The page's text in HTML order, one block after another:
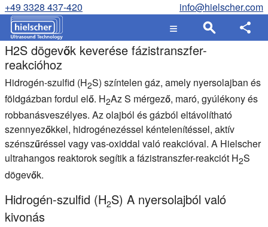
+49 3328 437-420 info@hielscher.com
H2S dögevők keverése fázistranszfer-
reakcióhoz
Hidrogén-szulfid (H2S) színtelen gáz, amely nyersolajban és
földgázban fordul elő. H2Az S mérgező, maró, gyúlékony és
robbanásveszélyes. Az olajból és gázból eltávolítható
szennyezőkkel, hidrogénezéssel kéntelenítéssel, aktív
szénszűréssel vagy vas-oxiddal való reakcióval. A Hielscher
ultrahangos reaktorok segítik a fázistranszfer-reakciót H2S
dögevők.
Hidrogén-szulfid (H2S) A nyersolajból való
kivonás